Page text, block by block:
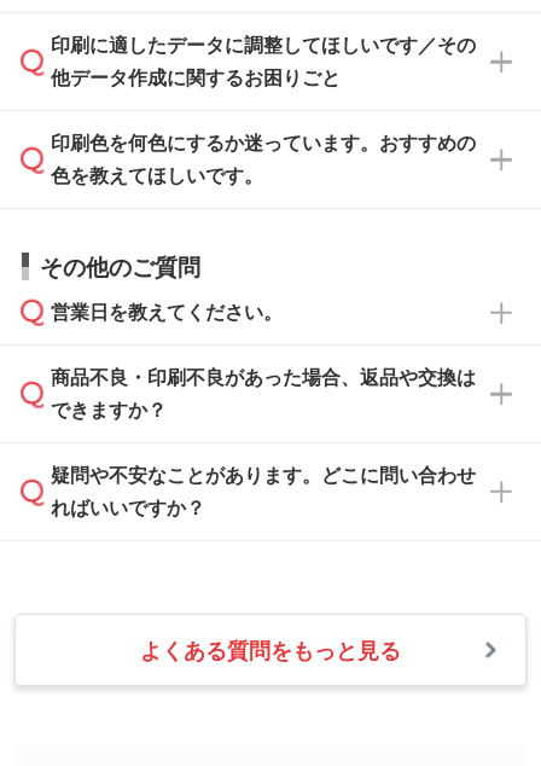
ご入稿後は経験豊富なスタッフがデータに不備
がないかチェックし、お客様と確認してから印
刷に進みますので、ご安心ください。
入稿用のテンプレートはPDF形式ですが、
IllustratorやPhotoshopで開いてご利用いただけ
方」をご確認ください。
印刷に適したデータ・解像度かどうか、担当ス
タッフが事前に確認いたします。
ムへ添付いただくか、担当スタッフ宛にメール
でお送りください。
い合わせください。
なお、印刷用データの作り方に関する詳細は、
印刷に適したデータに調整してほしいです／その
他データ作成に関するお困りごと
データ作成でお困りの際には、担当スタッフが
サポートいたしますのでお気軽にご相談くださ
から添付してお送りください。
しい
解像度の低い画像や、手書きのイラスト、写真
などを、印刷に適したベクターデータに変換し
・フルカラーデータを1色に変換してほしい
・1色印刷でグラデーションや濃淡を表現した
い
印刷色を何色にするか迷っています。おすすめの
色を教えてほしいです。
お見積・ご注文・
相談いただきますと、担当スタッフがお客様の
ご希望や商品の本体色を確認し、印刷色をご提
本体色がブラック、ネイビーなど濃色の場合は
白色か淡い色の印刷色をおすすめしておりま
本体色がナチュラルなど淡色の場合、印刷をく
っきりと目立たせたいときは濃い印刷色が、柔
らかい雰囲気にしたいときは淡い印刷色が映え
また、お選びいただいた印刷色が本体色に合わ
ない場合や仕上がりに影響しそうな場合は、ス
タッフから別の色をご案内することもございま
その他のご質問
営業日を教えてください。
営業日は平日の10:00～18:00で、土日祝日はお
休みとなります。注文・見積・お問い合わせ
速やかに対応いたします。
商品不良・印刷不良があった場合、返品や交換は
できますか？
お手数をお掛けいたしますが、至急担当スタッ
フまでご連絡ください。商品の状況を確認し、
・お届け時に商品が損傷・故障している場合
・ご注文と異なる商品が届いた場合
・印刷不良があった場合
疑問や不安なことがあります。どこに問い合わせ
ればいいですか？
業日以内に担当スタッフよりメールにてご連絡
いたします。
お急ぎの場合はお電話でのご質問も受け付けて
よくある質問をもっと見る